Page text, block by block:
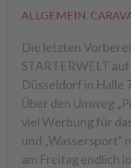
ALLGEMEIN
Die letzten
STARTERWELT
Düsseldorf in Halle
Über den Umweg
viel Werbung für
und „Wassersport“
am Freitag endlich